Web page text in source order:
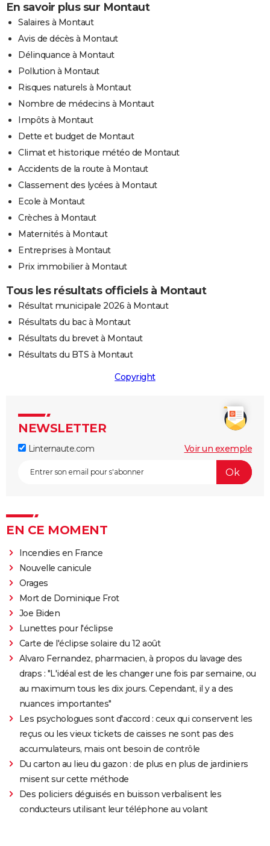
En savoir plus sur Montaut
Salaires à Montaut
Avis de décès à Montaut
Délinquance à Montaut
Pollution à Montaut
Risques naturels à Montaut
Nombre de médecins à Montaut
Impôts à Montaut
Dette et budget de Montaut
Climat et historique météo de Montaut
Accidents de la route à Montaut
Classement des lycées à Montaut
Ecole à Montaut
Crèches à Montaut
Maternités à Montaut
Entreprises à Montaut
Prix immobilier à Montaut
Tous les résultats officiels à Montaut
Résultat municipale 2026 à Montaut
Résultats du bac à Montaut
Résultats du brevet à Montaut
Résultats du BTS à Montaut
Copyright
NEWSLETTER
Linternaute.com Voir un exemple
EN CE MOMENT
Incendies en France
Nouvelle canicule
Orages
Mort de Dominique Frot
Joe Biden
Lunettes pour l'éclipse
Carte de l'éclipse solaire du 12 août
Alvaro Fernandez, pharmacien, à propos du lavage des
draps : "L'idéal est de les changer une fois par semaine, ou
au maximum tous les dix jours. Cependant, il y a des
nuances importantes"
Les psychologues sont d'accord : ceux qui conservent les
reçus ou les vieux tickets de caisses ne sont pas des
accumulateurs, mais ont besoin de contrôle
Du carton au lieu du gazon : de plus en plus de jardiniers
misent sur cette méthode
Des policiers déguisés en buisson verbalisent les
conducteurs utilisant leur téléphone au volant